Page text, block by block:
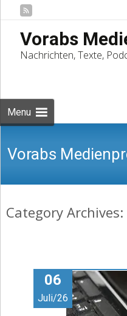
Vorabs
Nachrichten, Texte,
Menu
Vorabs
Nachrichten,
Video
Category
06
Juli/26